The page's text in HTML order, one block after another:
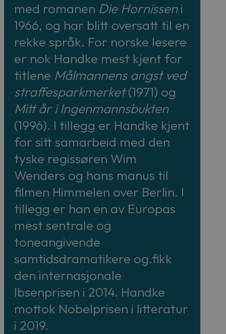
med romanen Die Hornisseni
1966, og har blitt oversatt til en
rekke språk. For norske lesere
er nok Handke mest kjent for
titlene Målmannens angst ved
straffesparkmerket(1971) og
Mitt år i Ingenmannsbukten
(1996). I tillegg er Handke kjent
for sitt samarbeid med den
tyske regissøren Wim
Wenders og hans manus til
filmen Himmelen over Berlin. I
tillegg er han en av Europas
mest sentrale og
toneangivende
samtidsdramatikere og.fikk
den internasjonale
Ibsenprisen i 2014. Handke
mottok Nobelprisen i litteratur
i 2019.